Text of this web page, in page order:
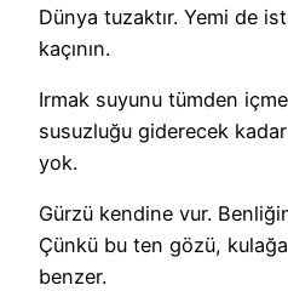
Dünya tuzaktır. Yemi de
kaçının.
Irmak suyunu tümden
susuzluğu giderecek
yok.
Gürzü kendine vur.
Çünkü bu ten gözü, kulağa
benzer.